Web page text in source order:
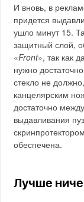
И вновь, в
придется
ушло минут 15.
защитный слой,
«Front», так как
нужно
стекло не
канцелярским
достаточно
выдавливания
обеспечена.
Лучше